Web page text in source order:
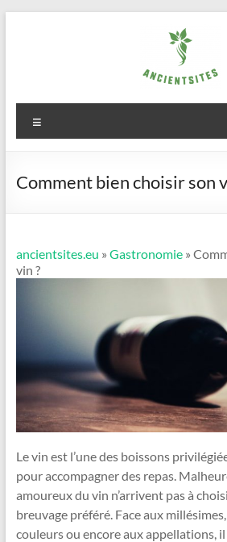
ancientsites.eu
Comment bien choisir son
ancientsites.eu » Gastronomie»
vin ?
Le vin est l’une des boissons
pour accompagner des repas.
amoureux du vin n’arrivent pas à
breuvage préféré. Face aux
couleurs ou encore aux appellations,